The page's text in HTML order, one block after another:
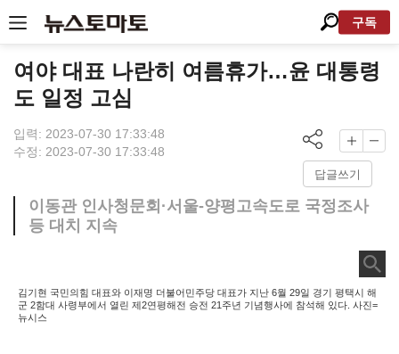
구독
여야 대표 나란히 여름휴가…윤 대통령
도 일정 고심
입력: 2023-07-30 17:33:48
수정: 2023-07-30 17:33:48
답글쓰기
이동관 인사청문회·서울-양평고속도로 국정조사
등 대치 지속
김기현 국민의힘 대표와 이재명 더불어민주당 대표가 지난 6월 29일 경기 평택시 해
군 2함대 사령부에서 열린 제2연평해전 승전 21주년 기념행사에 참석해 있다. 사진=
뉴시스